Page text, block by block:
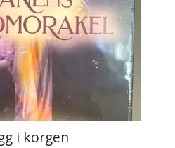
i korgen